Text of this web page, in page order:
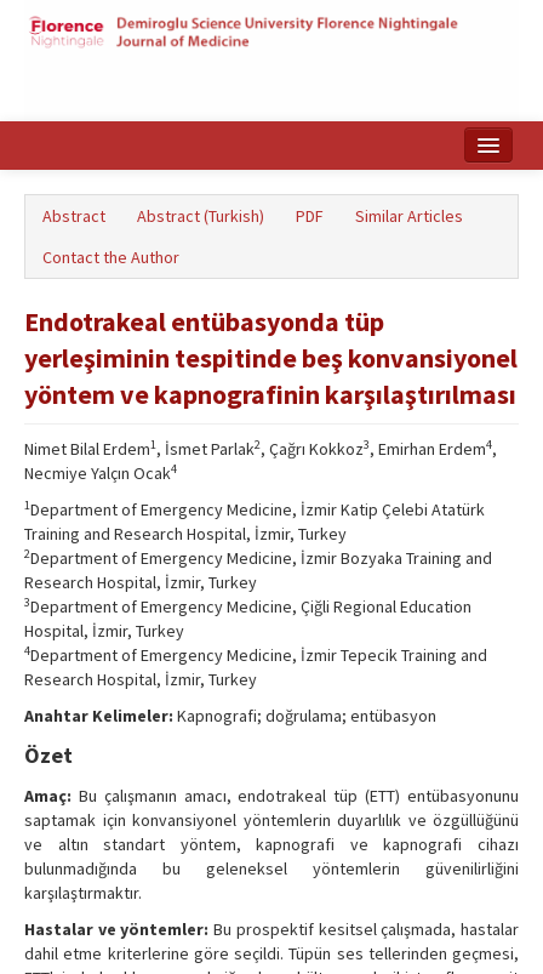
Türkçe
Abstract Abstract (Turkish) PDF
Similar Articles
Contact the Author
Endotrakeal entübasyonda tüp
yerleşiminin tespitinde beş konvansiyonel
yöntem ve kapnografinin karşılaştırılması
Nimet Bilal Erdem1, İsmet Parlak2, Çağrı Kokkoz3, Emirhan Erdem4,
Necmiye Yalçın Ocak4
1Department of Emergency Medicine, İzmir Katip Çelebi Atatürk
Training and Research Hospital, İzmir, Turkey
2Department of Emergency Medicine, İzmir Bozyaka Training and
Research Hospital, İzmir, Turkey
3Department of Emergency Medicine, Çiğli Regional Education
Hospital, İzmir, Turkey
4Department of Emergency Medicine, İzmir Tepecik Training and
Research Hospital, İzmir, Turkey
Anahtar Kelimeler: Kapnografi; doğrulama; entübasyon
Özet
Amaç: Bu çalışmanın amacı, endotrakeal tüp (ETT) entübasyonunu
saptamak için konvansiyonel yöntemlerin duyarlılık ve özgüllüğünü
ve altın standart yöntem, kapnografi ve kapnografi cihazı
bulunmadığında bu geleneksel yöntemlerin güvenilirliğini
karşılaştırmaktır.
Hastalar ve yöntemler: Bu prospektif kesitsel çalışmada, hastalar
dahil etme kriterlerine göre seçildi. Tüpün ses tellerinden geçmesi,